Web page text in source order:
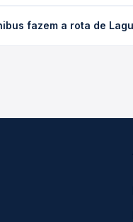
Na Quero Passagem
fazem a rota de